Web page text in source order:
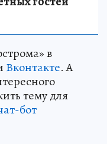
в
Вконтакте. А
тему для
бот